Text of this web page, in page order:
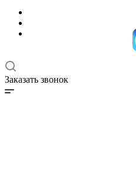
Заказать звонок